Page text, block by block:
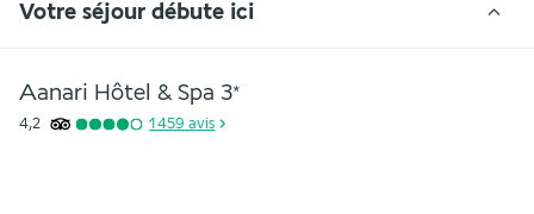
Votre séjour débute ici
Aanari Hôtel & Spa 3*
4,2 1 459 avis